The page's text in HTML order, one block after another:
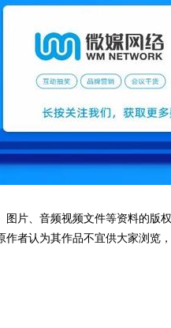
、音频视频文件等资料的版
作者认为其作品不宜供大家浏览